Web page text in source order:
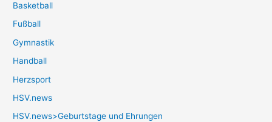
Basketball
Fußball
Gymnastik
Handball
Herzsport
HSV.news
HSV.news>Geburtstage und Ehrungen